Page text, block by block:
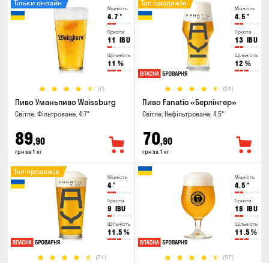
Міцність
4.7 °
Гіркота
11 IBU
Щільність
11 %
(7)
Тільки онлайн
Пиво Уманьпиво Waissburg
Світле, Фільтроване, 4.7°
89,90
грн за 1 кг
Міцність
4.5 °
Гіркота
13 IBU
Щільність
12 %
(51)
Топ продажів
Пиво Fanatic «Берлінгер»
Світле, Нефільтроване, 4.5°
70,90
грн за 1 кг
Міцність
4°
Гіркота
9 IBU
Щільність
11.5 %
(71)
Топ продажів
Міцність
4.5 °
Гіркота
18 IBU
Щільність
11.5 %
(57)